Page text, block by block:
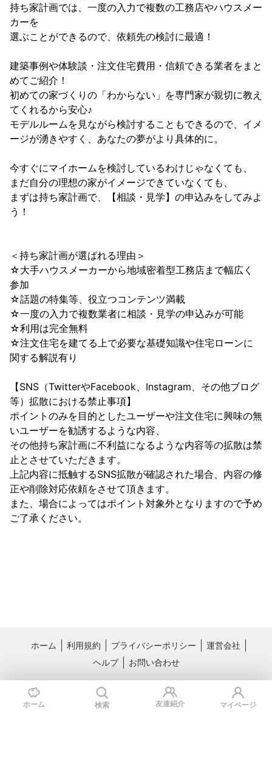
持ち家計画では、一度の入力で複数の工務店やハウスメー
カーを
選ぶことができるので、依頼先の検討に最適！
建築事例や体験談・注文住宅費用・信頼できる業者をまと
めてご紹介！
初めての家づくりの「わからない」を専門家が親切に教え
てくれるから安心♪
モデルルームを見ながら検討することもできるので、イメ
ージが湧きやすく、あなたの夢がより具体的に。
今すぐにマイホームを検討しているわけじゃなくても、
まだ自分の理想の家がイメージできていなくても、
まずは持ち家計画で、【相談・見学】の申込みをしてみよ
う！
＜持ち家計画が選ばれる理由＞
☆大手ハウスメーカーから地域密着型工務店まで幅広く
参加
☆話題の特集等、役立つコンテンツ満載
☆一度の入力で複数業者に相談・見学の申込みが可能
☆利用は完全無料
☆注文住宅を建てる上で必要な基礎知識や住宅ローンに
関する解説有り
【SNS（TwitterやFacebook、Instagram、その他ブログ
等）拡散における禁止事項】
ポイントのみを目的としたユーザーや注文住宅に興味の無
いユーザーを勧誘するような内容、
その他持ち家計画に不利益になるような内容等の拡散は禁
止とさせていただきます。
上記内容に抵触するSNS拡散が確認された場合、内容の修
正や削除対応依頼をさせて頂きます。
また、場合によってはポイント対象外となりますので予め
ご了承ください。
ホーム 利用規約 プライバシーポリシー
運営会社
ヘルプ
お問い合わせ
料理レシピ動画サービス クラシル
国内最大級のライフスタイル情報サー
ホーム 検索 友達紹介 マイページ